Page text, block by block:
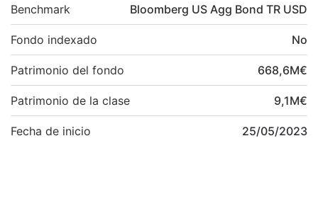
Benchmark Bloomberg US Agg Bond TR USD
Fondo indexado No
Patrimonio del fondo 668,6M€
Patrimonio de la clase 9,1M€
Fecha de inicio 25/05/2023